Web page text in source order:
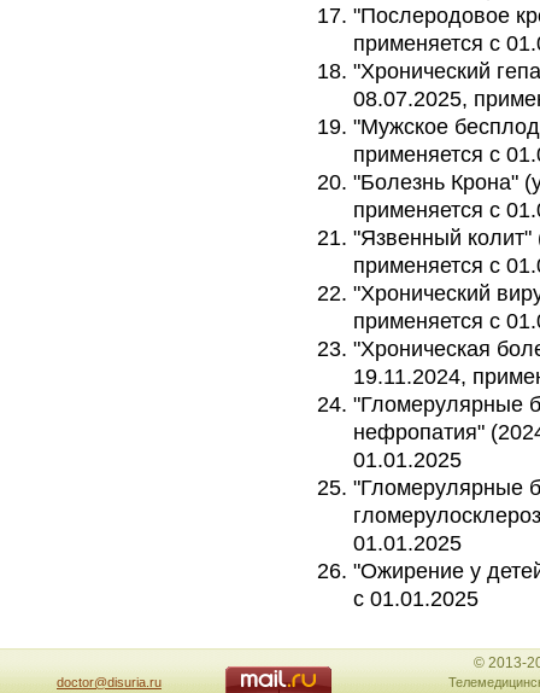
"Послеродовое
применяется с
"Хронический
08.07.2025,
"Мужское
применяется с
"Болезнь Крона"
применяется с
"Язвенный колит"
применяется с
"Хронический
применяется с
"Хроническая
19.11.2024,
"Гломерулярные
нефропатия"
01.01.2025
"Гломерулярные
01.01.2025
"Ожирение у
с 01.01.2025
doctor@disuria.ru
© 2013-